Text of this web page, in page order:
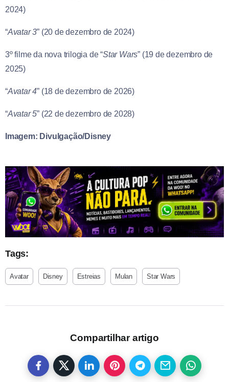
2024)
“Avatar 3” (20 de dezembro de 2024)
3º filme da nova trilogia de “Star Wars” (19 de dezembro de
2025)
“Avatar 4” (18 de dezembro de 2026)
“Avatar 5” (22 de dezembro de 2028)
Imagem: Divulgação/Disney
Tags:
Avatar Disney Estreias Mulan Star Wars
Compartilhar artigo